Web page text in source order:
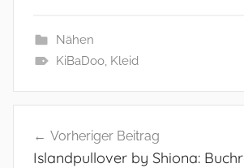
Nähen
KiBaDoo, Kleid
Vorheriger Beitrag
Islandpullover by Shiona: